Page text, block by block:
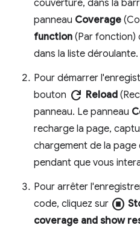
couverture, dans la
panneau Coverage
function (Par fonction)
dans la liste déroulante.
Pour démarrer
bouton refresh Reload
panneau. Le panneau
recharge la page,
chargement de la
pendant que vous
Pour arrêter
code, cliquez sur stop_circle
coverage and show